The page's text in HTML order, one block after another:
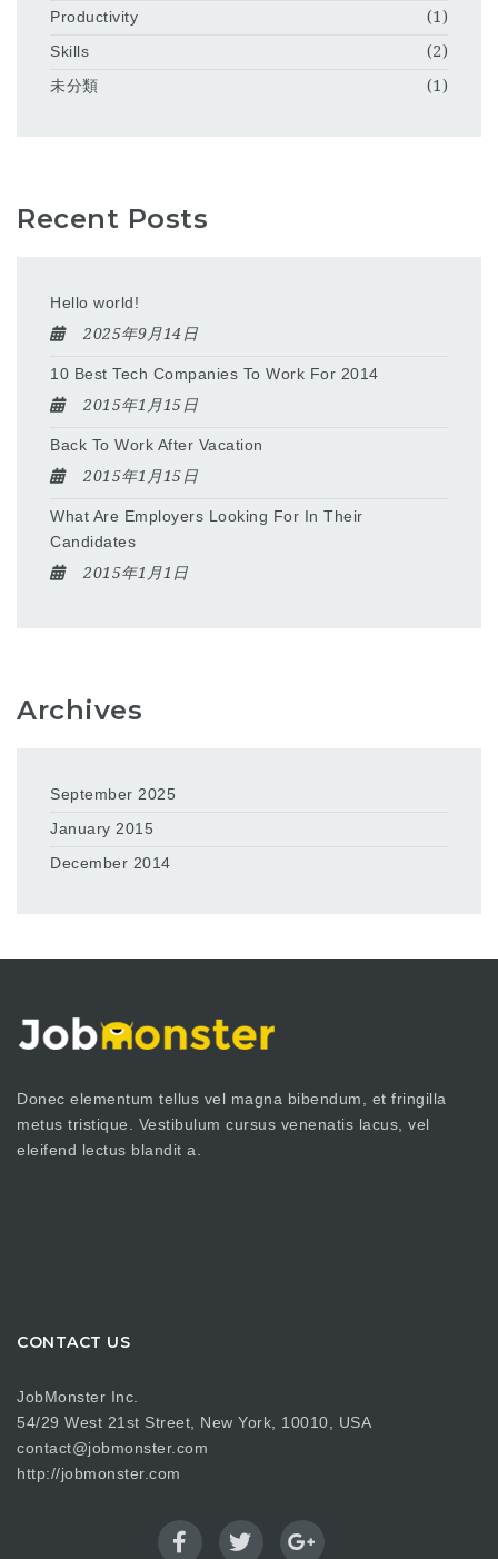
Productivity
(1)
Skills
(2)
未分類
(1)
Recent Posts
Hello world!
2025年9月14日
10 Best Tech Companies To Work For 2014
2015年1月15日
Back To Work After Vacation
2015年1月15日
What Are Employers Looking For In Their
Candidates
2015年1月1日
Archives
September 2025
January 2015
December 2014
Donec elementum tellus vel magna bibendum, et fringilla
metus tristique. Vestibulum cursus venenatis lacus, vel
eleifend lectus blandit a.
CONTACT US
JobMonster Inc.
54/29 West 21st Street, New York, 10010, USA
contact@jobmonster.com
http://jobmonster.com